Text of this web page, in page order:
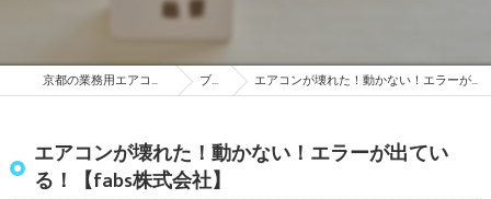
京都の業務用エアコンはfabs株式会社 ブログ エアコンが壊れた！動かない！エラーが出ている！【fabs株式会社】
エアコンが壊れた！動かない！エラーが出てい
る！【fabs株式会社】